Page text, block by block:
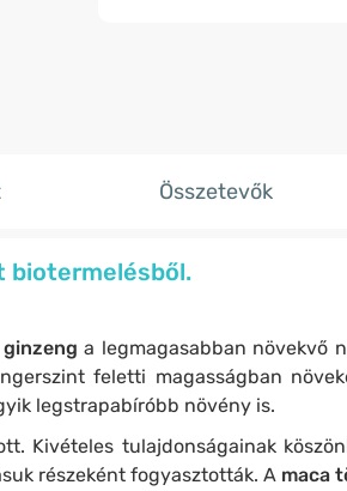
Összetevők
biotermelésből.
a legmagasabban növekvő
feletti magasságban
legstrapabíróbb növény is.
Kivételes tulajdonságainak
részeként fogyasztották. A maca